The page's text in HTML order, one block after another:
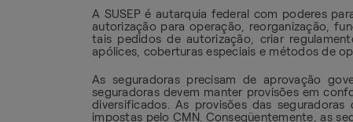
A SUSEP é autarquia federal com poderes
autorização para operação, reorganização,
tais pedidos de autorização, criar
apólices, coberturas especiais e métodos de
As seguradoras precisam de aprovação
seguradoras devem manter provisões em
diversificados. As provisões das
impostas pelo CMN. Conseqüentemente, as